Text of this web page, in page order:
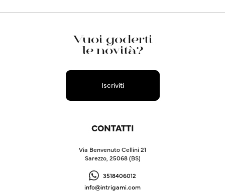
Vuoi goderti
le novità?
Iscriviti
CONTATTI
Via Benvenuto Cellini 21
Sarezzo, 25068 (BS)
3518406012
info@intrigami.com